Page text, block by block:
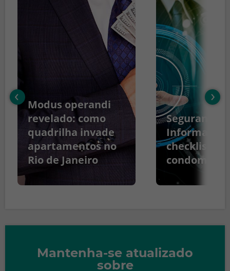
Modus operandi
revelado: como
quadrilha invade
apartamentos no
Rio de Janeiro
Segurança
Informação:
checklist
‹ ›
Mantenha-se atualizado
sobre